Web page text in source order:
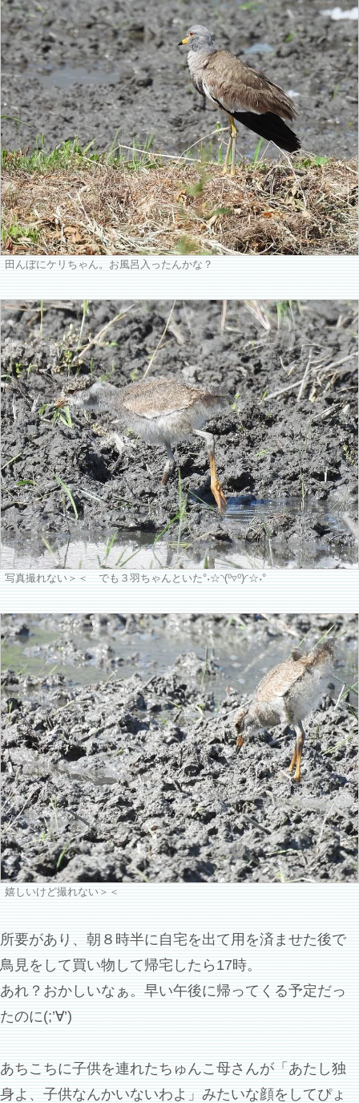
田んぼにケリちゃん。お風呂入ったんかな？
写真撮れない＞＜ でも３羽ちゃんといた°˖☆◝(⁰▿⁰)◜☆˖°
嬉しいけど撮れない＞＜
所要があり、朝８時半に自宅を出て用を済ませた後で
鳥見をして買い物して帰宅したら17時。
あれ？おかしいなぁ。早い午後に帰ってくる予定だっ
たのに(;’∀’)
あちこちに子供を連れたちゅんこ母さんが「あたし独
身よ、子供なんかいないわよ」みたいな顔をしてぴょ